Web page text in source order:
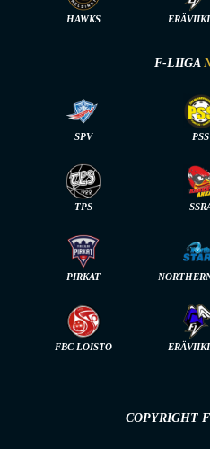
HAWKS
F-LIIGA
SPV PSS
TPS
PIRKAT
FBC LOISTO
COPYRIGHT